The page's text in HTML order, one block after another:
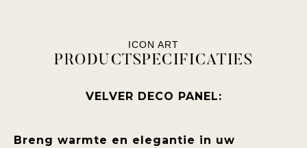
ICON ART
PRODUCTSPECIFICATIES
VELVER DECO PANEL:
Breng warmte en elegantie in uw